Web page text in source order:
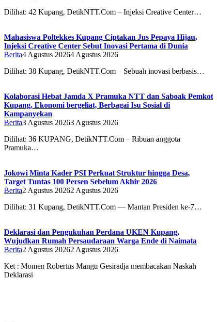
Dilihat: 42 Kupang, DetikNTT.Com – Injeksi Creative Center…
Mahasiswa Poltekkes Kupang Ciptakan Jus Pepaya Hijau,
Injeksi Creative Center Sebut Inovasi Pertama di Dunia
Berita4 Agustus 20264 Agustus 2026
Dilihat: 38 Kupang, DetikNTT.Com – Sebuah inovasi berbasis…
Kolaborasi Hebat Jamda X Pramuka NTT dan Saboak Pemkot
Kupang, Ekonomi bergeliat, Berbagai Isu Sosial di
Kampanyekan
Berita3 Agustus 20263 Agustus 2026
Dilihat: 36 ‎‎KUPANG, DetikNTT.Com – Ribuan anggota
Pramuka…
Jokowi Minta Kader PSI Perkuat Struktur hingga Desa,
Target Tuntas 100 Persen Sebelum Akhir 2026
Berita2 Agustus 20262 Agustus 2026
Dilihat: 31 Kupang, DetikNTT.Com — Mantan Presiden ke-7…
Deklarasi dan Pengukuhan Perdana UKEN Kupang,
Wujudkan Rumah Persaudaraan Warga Ende di Naimata
Berita2 Agustus 20262 Agustus 2026
Ket : Momen Robertus Mangu Gesiradja membacakan Naskah
Deklarasi